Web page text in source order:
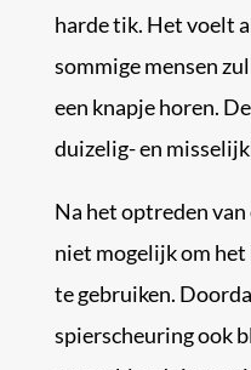
harde tik. Het voelt
sommige mensen
een knapje horen.
duizelig- en
Na het optreden
niet mogelijk om
te gebruiken.
spierscheuring ook